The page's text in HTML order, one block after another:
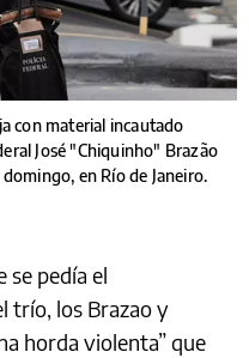
con material incautado
José "Chiquinho" Brazão
en Río de Janeiro.
se pedía el
trío, los Brazao y
horda violenta” que